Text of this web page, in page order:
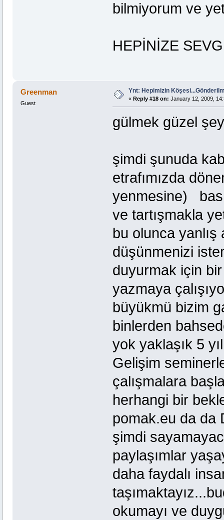
bilmiyorum ve
HEPİNİZE
Greenman
Guest
Ynt: Hepimizin
« Reply #18 on: January 12, 2009,
gülmek güzel
şimdi şunuda
etrafımızda
yenmesine)
ve tartışmakla
bu olunca
düşünmenizi
duyurmak için
yazmaya
büyükmü bizim
binlerden
yok yaklaşık 5
Gelişim
çalışmalara
herhangi bir
pomak.eu da da
şimdi
paylaşımlar
daha faydalı
okumayı ve